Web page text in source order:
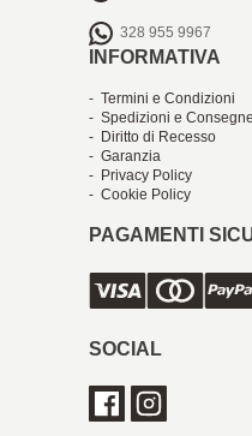
328 955 9967
INFORMATIVA
- Termini e Condizioni
- Spedizioni e Consegne
- Diritto di Recesso
- Garanzia
- Privacy Policy
- Cookie Policy
PAGAMENTI
SOCIAL